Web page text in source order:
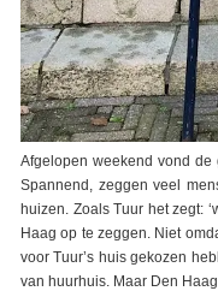
Afgelopen weekend vond de
Spannend, zeggen veel
huizen. Zoals Tuur het zegt:
Haag op te zeggen. Niet
voor Tuur’s huis gekozen
van huurhuis. Maar Den